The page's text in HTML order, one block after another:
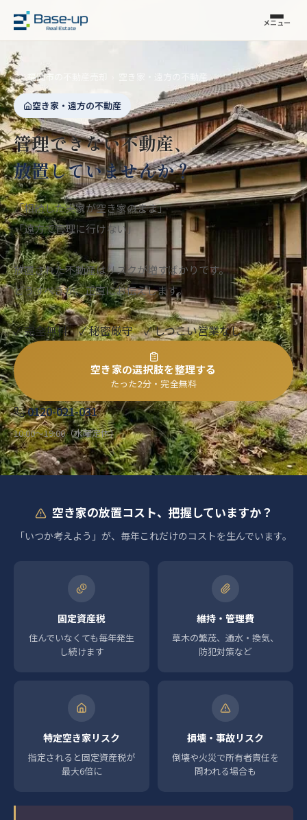
メニュー
福岡市の不動産売却 空き家・遠方の不動産
空き家・遠方の不動産
管理できない不動産、
放置していませんか？
「相続した実家が空き家のまま」
「遠方で管理に行けない」
放置された不動産はリスクが増すばかりです。
どうすべきか、正直にお伝えします。
✓ 完全無料 ✓ 秘密厳守 ✓ しつこい営業なし
空き家の選択肢を整理する
たった2分・完全無料
0120-021-031
10:00〜19:00（水曜定休）
空き家の放置コスト、把握していますか？
「いつか考えよう」が、毎年これだけのコストを生んでいます。
固定資産税
住んでいなくても毎年発生
し続けます
維持・管理費
草木の繁茂、通水・換気、
防犯対策など
特定空き家リスク
指定されると固定資産税が
最大6倍に
損壊・事故リスク
倒壊や火災で所有者責任を
問われる場合も